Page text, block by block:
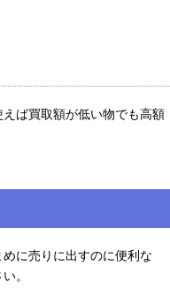
ば買取額が低い物でも高額
に売りに出すのに便利な
。